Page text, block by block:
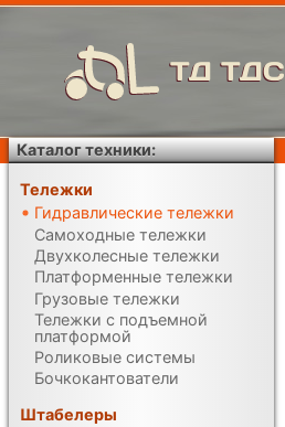
ТД ТДС
Каталог техники:
Тележки
Гидравлические тележки
Самоходные тележки
Двухколесные тележки
Платформенные тележки
Грузовые тележки
Тележки с подъемной
платформой
Роликовые системы
Бочкокантователи
Штабелеры